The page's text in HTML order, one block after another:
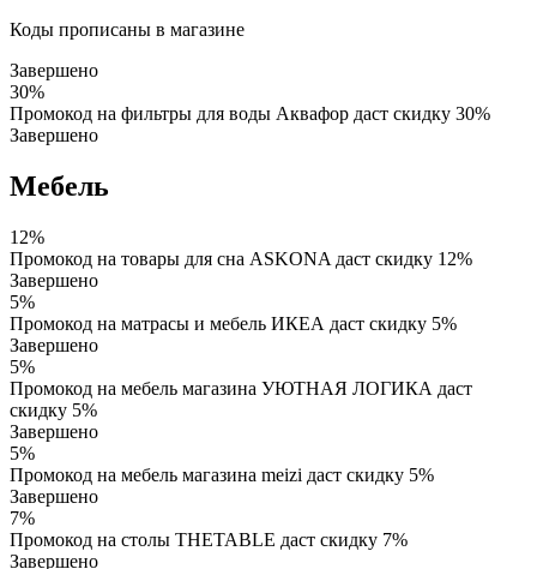
Коды прописаны в магазине
Завершено
30%
Промокод на фильтры для воды Аквафор даст скидку 30%
Завершено
Мебель
12%
Промокод на товары для сна ASKONA даст скидку 12%
Завершено
5%
Промокод на матрасы и мебель ИКЕА даст скидку 5%
Завершено
5%
Промокод на мебель магазина УЮТНАЯ ЛОГИКА даст
скидку 5%
Завершено
5%
Промокод на мебель магазина meizi даст скидку 5%
Завершено
7%
Промокод на столы THETABLE даст скидку 7%
Завершено